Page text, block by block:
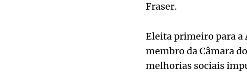
Fraser.
Eleita primeiro para a
membro da Câmara
melhorias sociais